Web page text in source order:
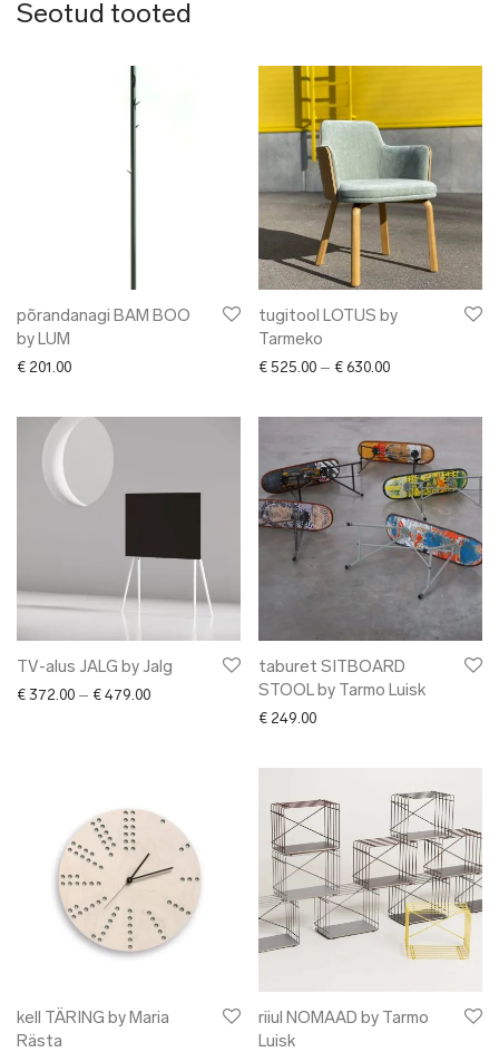
Seotud tooted
põrandanagi BAM BOO
by LUM
€ 201.00
tugitool LOTUS by
Tarmeko
€ 525.00 – € 630.00Price range: €
TV-alus JALG by Jalg
€ 372.00 – € 479.00Price range: € 372.00 through € 479.00
taburet SITBOARD
STOOL by Tarmo Luisk
€ 249.00
kell TÄRING by Maria
Rästa
riiul NOMAAD by Tarmo
Luisk